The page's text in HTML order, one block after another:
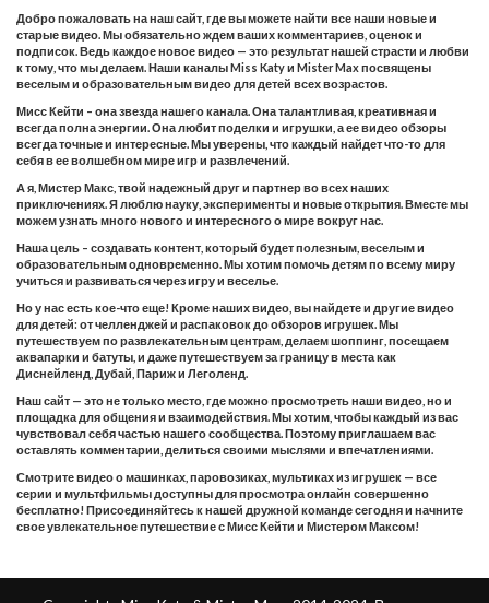
Добро пожаловать на наш сайт, где вы можете найти все наши новые и
старые видео. Мы обязательно ждем ваших комментариев, оценок и
подписок. Ведь каждое новое видео — это результат нашей страсти и любви
к тому, что мы делаем. Наши каналы Miss Katy и Mister Max посвящены
веселым и образовательным видео для детей всех возрастов.
Мисс Кейти – она звезда нашего канала. Она талантливая, креативная и
всегда полна энергии. Она любит поделки и игрушки, а ее видео обзоры
всегда точные и интересные. Мы уверены, что каждый найдет что-то для
себя в ее волшебном мире игр и развлечений.
А я, Мистер Макс, твой надежный друг и партнер во всех наших
приключениях. Я люблю науку, эксперименты и новые открытия. Вместе мы
можем узнать много нового и интересного о мире вокруг нас.
Наша цель – создавать контент, который будет полезным, веселым и
образовательным одновременно. Мы хотим помочь детям по всему миру
учиться и развиваться через игру и веселье.
Но у нас есть кое-что еще! Кроме наших видео, вы найдете и другие видео
для детей: от челленджей и распаковок до обзоров игрушек. Мы
путешествуем по развлекательным центрам, делаем шоппинг, посещаем
аквапарки и батуты, и даже путешествуем за границу в места как
Диснейленд, Дубай, Париж и Леголенд.
Наш сайт — это не только место, где можно просмотреть наши видео, но и
площадка для общения и взаимодействия. Мы хотим, чтобы каждый из вас
чувствовал себя частью нашего сообщества. Поэтому приглашаем вас
оставлять комментарии, делиться своими мыслями и впечатлениями.
Смотрите видео о машинках, паровозиках, мультиках из игрушек — все
серии и мультфильмы доступны для просмотра онлайн совершенно
бесплатно! Присоединяйтесь к нашей дружной команде сегодня и начните
свое увлекательное путешествие с Мисс Кейти и Мистером Максом!